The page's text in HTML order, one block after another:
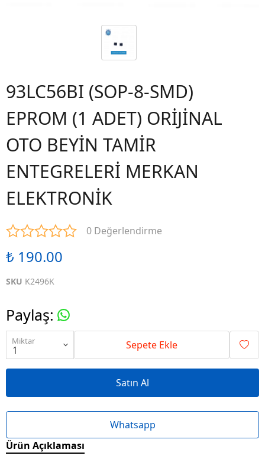
93LC56BI (SOP-8-SMD)
EPROM (1 ADET) ORİJİNAL
OTO BEYİN TAMİR
ENTEGRELERİ MERKAN
ELEKTRONİK
0 Değerlendirme
₺ 190.00
SKU K2496K
Paylaş:
Miktar Sepete Ekle
Satın Al
Whatsapp
Ürün Açıklaması